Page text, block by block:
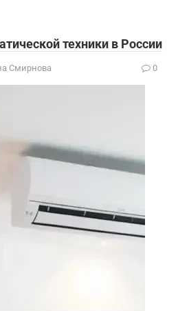
техники в России
Смирнова 0